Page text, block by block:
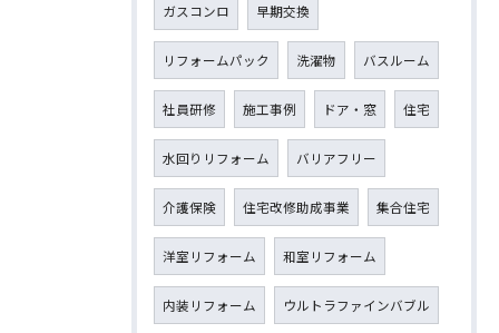
ガスコンロ 早期交換
リフォームパック 洗濯物 バスルーム
社員研修 施工事例 ドア・窓 住宅
水回りリフォーム バリアフリー
介護保険 住宅改修助成事業 集合住宅
洋室リフォーム 和室リフォーム
内装リフォーム ウルトラファインバブル